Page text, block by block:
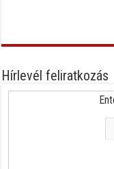
Hírlevél feliratkozás